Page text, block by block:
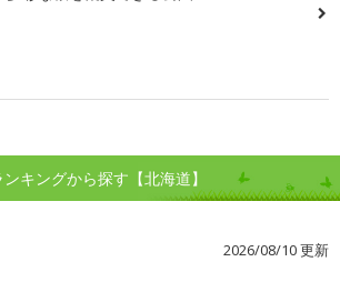
キングから探す【北海道】
2026/08/10 更新